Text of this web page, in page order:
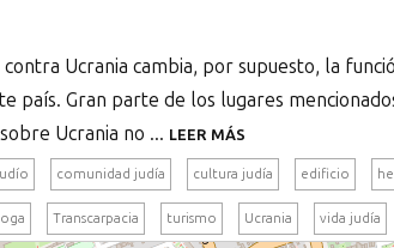
Ucrania cambia, por supuesto, la
país. Gran parte de los lugares
Ucrania no ... LEER MÁS
comunidad judía cultura judía edificio
Transcarpacia turismo Ucrania vida judía